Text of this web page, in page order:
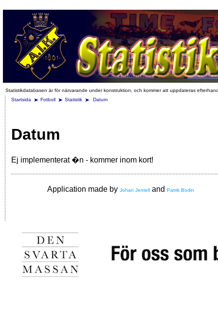
Statistikdatabasen är för närvarande under konstruktion, och kommer att uppdateras
Startsida
Fotboll Statistik Datum
Datum
Ej implementerat �n - kommer inom kort!
Application made by Johan Jentell and Patrik Bodin